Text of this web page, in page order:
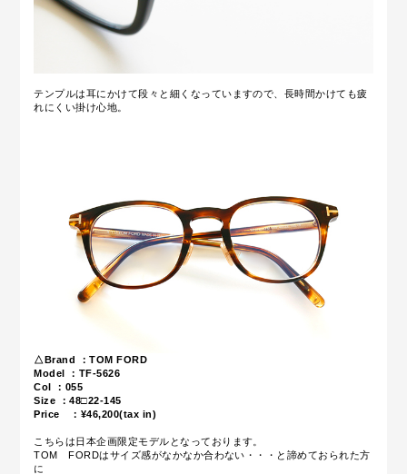
テンプルは耳にかけて段々と細くなっていますので、長時間かけても疲
れにくい掛け心地。
△Brand ：TOM FORD
Model ：TF-5626
Col ：055
Size ：48□22-145
Price ：¥46,200(tax in)
こちらは日本企画限定モデルとなっております。
TOM FORDはサイズ感がなかなか合わない・・・と諦めておられた方
に